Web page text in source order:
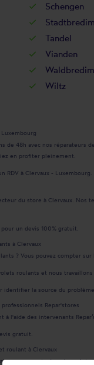
Schengen
Tandel
Vianden
Wiltz
de 48h avec nos réparateurs
en profiter pleinement.
RDV à Clervaux - Luxembourg.
du store à Clervaux.
un devis 100% gratuit.
à Clervaux
? Vous pouvez compter
roulants et nous
identifier la source du
Repar'stores
à l'aide des intervenants
gratuit.
roulant à Clervaux
composants de votre